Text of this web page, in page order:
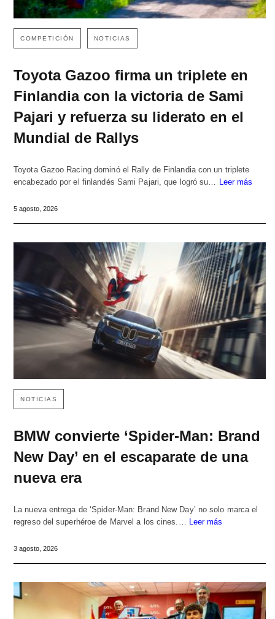
COMPETICIÓN NOTICIAS
Toyota Gazoo firma un triplete en
Finlandia con la victoria de Sami
Pajari y refuerza su liderato en el
Mundial de Rallys
Toyota Gazoo Racing dominó el Rally de Finlandia con un triplete
encabezado por el finlandés Sami Pajari, que logró su… Leer más
5 agosto, 2026
NOTICIAS
BMW convierte ‘Spider-Man: Brand
New Day’ en el escaparate de una
nueva era
La nueva entrega de ‘Spider-Man: Brand New Day’ no solo marca el
regreso del superhéroe de Marvel a los cines.… Leer más
3 agosto, 2026